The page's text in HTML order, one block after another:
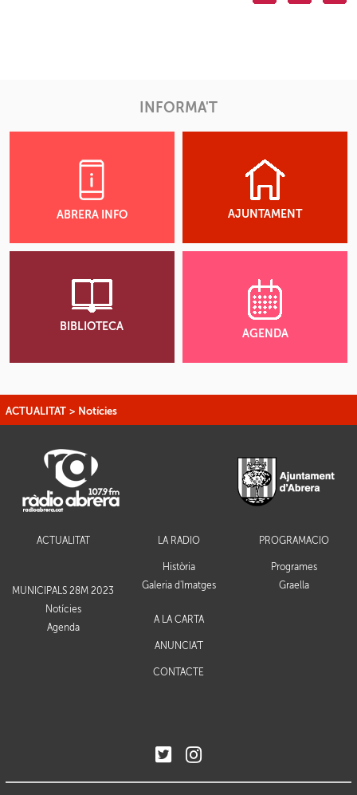
INFORMA'T
ABRERA INFO AJUNTAMENT
BIBLIOTECA
AGENDA
ACTUALITAT > Notícies
ACTUALITAT
MUNICIPALS 28M 2023
Notícies
Agenda
LA RÀDIO
Història
Galeria d'Imatges
PROGRAMACIÓ
Programes
Graella
A LA CARTA
ANUNCIA'T
CONTACTE